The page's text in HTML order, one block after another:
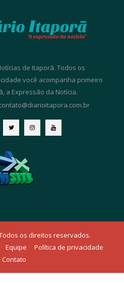
de Itaporã. Todos os
você acompanha primeiro
a Expressão da Notícia.
os direitos reservados.
Equipe
Política de privacidade
Contato